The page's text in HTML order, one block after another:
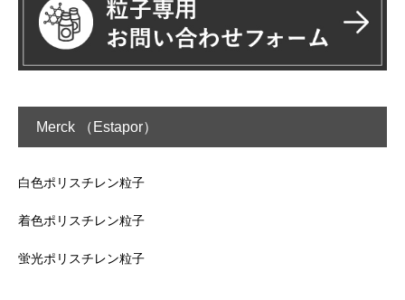
Merck （Estapor）
白色ポリスチレン粒子
着色ポリスチレン粒子
蛍光ポリスチレン粒子